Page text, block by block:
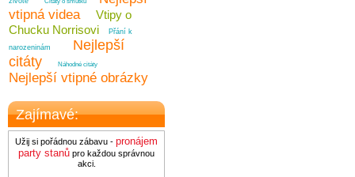
vtipná videa
Vtipy o
Chucku Norrisovi
Přání k
narozeninám
Nejlepší
citáty
Náhodné citáty
Nejlepší vtipné obrázky
Zajímavé:
Užij si pořádnou zábavu - pronájem
party stanů pro každou správnou
akci.